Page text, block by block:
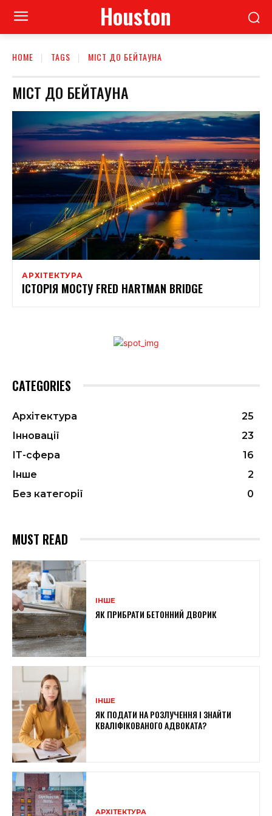
Houston
HOME TAGS МІСТ ДО БЕЙТАУНА
МІСТ ДО БЕЙТАУНА
АРХІТЕКТУРА
ІСТОРІЯ МОСТУ FRED HARTMAN BRIDGE
CATEGORIES
Архітектура
25
Інновації
23
ІТ-сфера
16
Інше
2
Без категорії
0
MUST READ
ІНШЕ
ЯК ПРИБРАТИ БЕТОННИЙ ДВОРИК
ІНШЕ
ЯК ПОДАТИ НА РОЗЛУЧЕННЯ І ЗНАЙТИ
КВАЛІФІКОВАНОГО АДВОКАТА?
АРХІТЕКТУРА